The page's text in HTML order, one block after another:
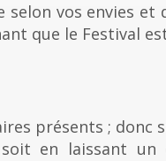
selon vos envies
que le Festival
présents ; donc
en laissant un